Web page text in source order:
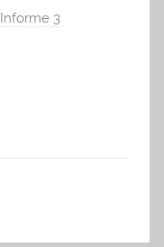
Informe 3